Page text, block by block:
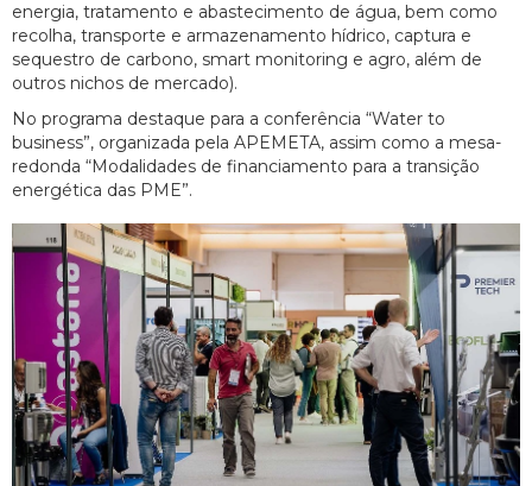
energia, tratamento e abastecimento de água, bem como
recolha, transporte e armazenamento hídrico, captura e
sequestro de carbono, smart monitoring e agro, além de
outros nichos de mercado).
No programa destaque para a conferência “Water to
business”, organizada pela APEMETA, assim como a mesa-
redonda “Modalidades de financiamento para a transição
energética das PME”.